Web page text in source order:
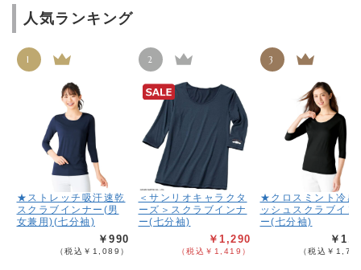
人気ランキング
1
★ストレッチ吸汗速乾
スクラブインナー(男
女兼用)(七分袖)
￥990
（税込￥1,089）
2
＜サンリオキャラクタ
ーズ＞スクラブインナ
ー(七分袖)
￥1,290
（税込￥1,419）
3
★クロスミント冷感
ッシュスクラブイン
ー(七分袖)
￥
（税込￥